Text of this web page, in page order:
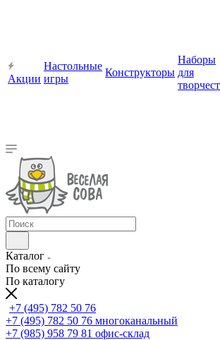
Акции
Настольные
игры
Конструкторы
Наборы
для
Каталог
По всему сайту
По каталогу
+7 (495) 782 50 76
+7 (495) 782 50 76 многоканальный
+7 (985) 958 79 81 офис-склад